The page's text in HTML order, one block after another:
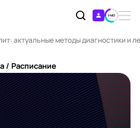
актуальные методы диагностики и
/ Расписание